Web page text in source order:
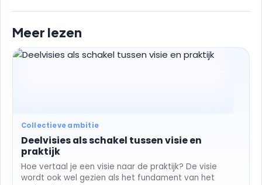
Meer lezen
Collectieve ambitie
Deelvisies als schakel tussen visie en
praktijk
Hoe vertaal je een visie naar de praktijk? De visie
wordt ook wel gezien als het fundament van het